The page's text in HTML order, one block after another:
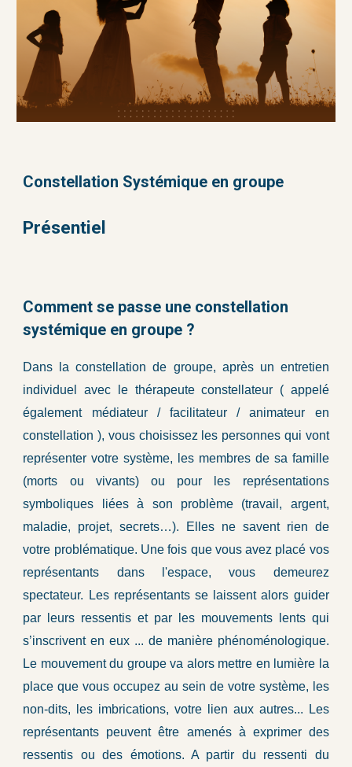
Constellation Systémique en groupe
Présentiel
Comment se passe une constellation
systémique en groupe ?
Dans la constellation de groupe, après un entretien
individuel avec le thérapeute constellateur ( appelé
également médiateur / facilitateur / animateur en
constellation ), vous choisissez les personnes qui vont
représenter votre système, les membres de sa famille
(morts ou vivants) ou pour les représentations
symboliques liées à son problème (travail, argent,
maladie, projet, secrets…). Elles ne savent rien de
votre problématique. Une fois que vous avez placé vos
représentants dans l'espace, vous demeurez
spectateur. Les représentants se laissent alors guider
par leurs ressentis et par les mouvements lents qui
s’inscrivent en eux ... de manière phénoménologique.
Le mouvement du groupe va alors mettre en lumière la
place que vous occupez au sein de votre système, les
non-dits, les imbrications, votre lien aux autres... Les
représentants peuvent être amenés à exprimer des
ressentis ou des émotions. A partir du ressenti du